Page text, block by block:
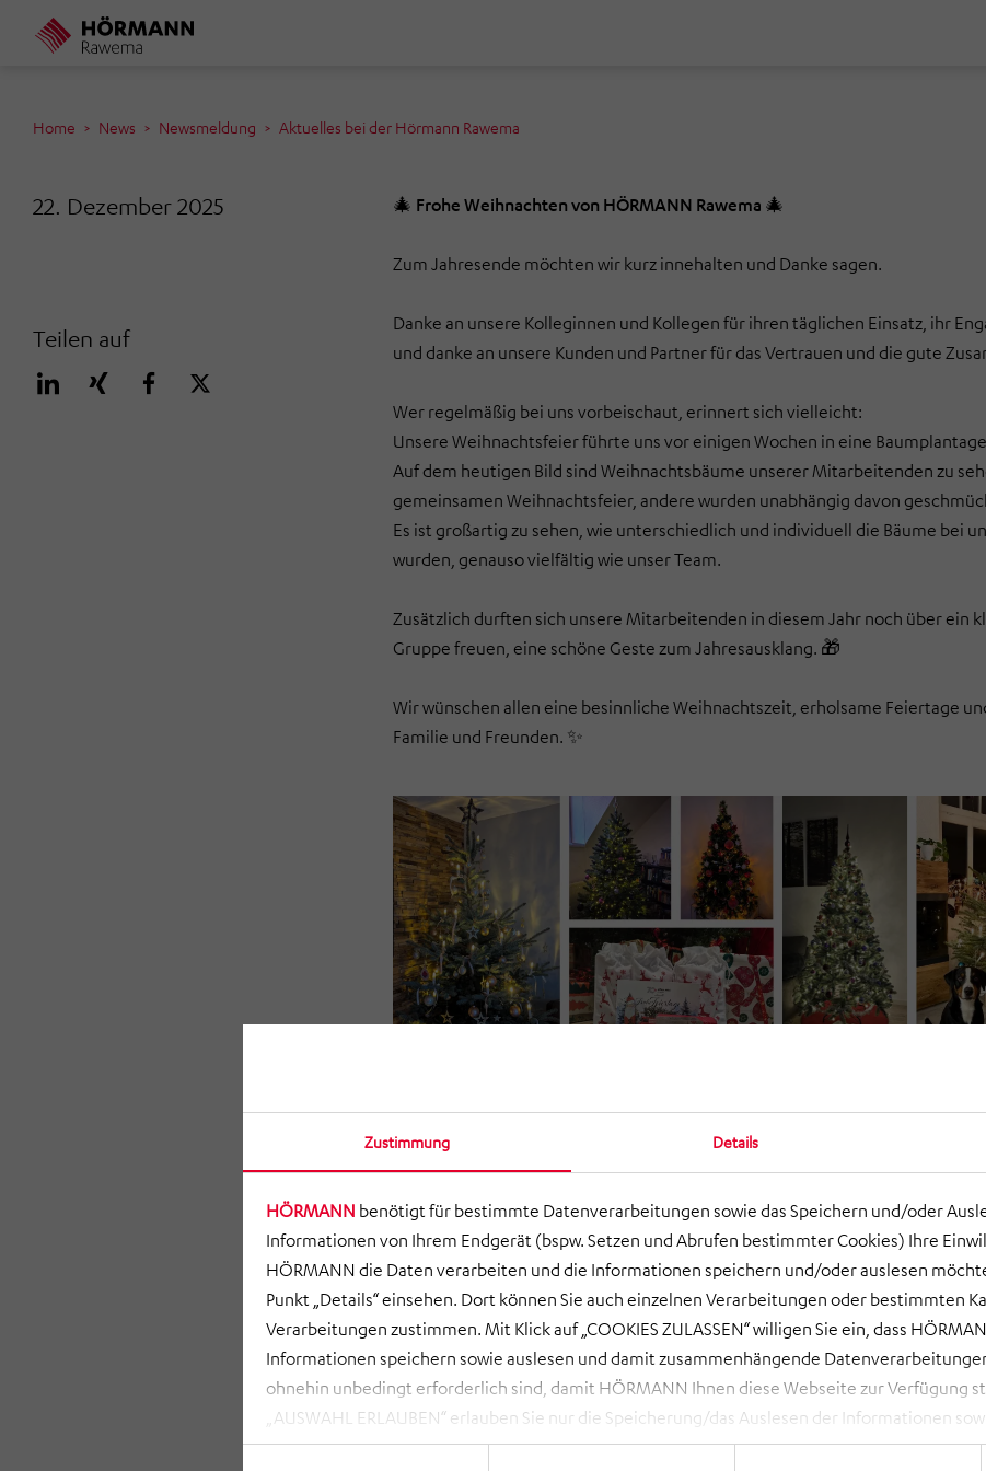
Zustimmung Details
HÖRMANN benötigt für bestimmte Datenverarbeitungen sowie das Speichern und/oder
Informationen von Ihrem Endgerät (bspw. Setzen und Abrufen bestimmter Cookies) Ihre
HÖRMANN die Daten verarbeiten und die Informationen speichern und/oder auslesen
Punkt „Details“ einsehen. Dort können Sie auch einzelnen Verarbeitungen oder bestimmten
Verarbeitungen zustimmen. Mit Klick auf „COOKIES ZULASSEN“ willigen Sie ein, dass
Informationen speichern sowie auslesen und damit zusammenhängende
ohnehin unbedingt erforderlich sind, damit HÖRMANN Ihnen diese Webseite zur Verfügung
„AUSWAHL ERLAUBEN“ erlauben Sie nur die Speicherung/das Auslesen der Informationen
zusammenhängenden Datenverarbeitungen, die Sie aktiv ausgewählt haben. Eine Anpassung
Home News Newsmeldung Aktuelles bei der Hörmann Rawema
22. Dezember 2025
Teilen auf
🎄 Frohe Weihnachten von HÖRMANN Rawema 🎄
Zum Jahresende möchten wir kurz innehalten und Danke sagen.
Danke an unsere Kolleginnen und Kollegen für ihren täglichen Einsatz, ihr
und danke an unsere Kunden und Partner für das Vertrauen und die gute
Wer regelmäßig bei uns vorbeischaut, erinnert sich vielleicht:
Unsere Weihnachtsfeier führte uns vor einigen Wochen in eine
Auf dem heutigen Bild sind Weihnachtsbäume unserer Mitarbeitenden zu
gemeinsamen Weihnachtsfeier, andere wurden unabhängig davon
Es ist großartig zu sehen, wie unterschiedlich und individuell die Bäume bei
wurden, genauso vielfältig wie unser Team.
Zusätzlich durften sich unsere Mitarbeitenden in diesem Jahr noch über ein
Gruppe freuen, eine schöne Geste zum Jahresausklang. 🎁
Wir wünschen allen eine besinnliche Weihnachtszeit, erholsame Feiertage
Familie und Freunden. ✨